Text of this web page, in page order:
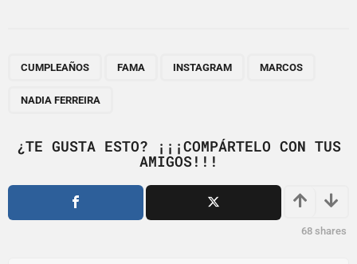
i
o
CUMPLEAÑOS FAMA INSTAGRAM MARCOS
NADIA FERREIRA
¿TE GUSTA ESTO? ¡¡¡COMPÁRTELO CON TUS
AMIGOS!!!
68 shares